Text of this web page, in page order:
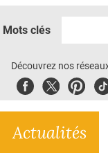
DOSSIERS
E-REVUE SAD
L'APP
Mots clés
Découvrez nos
FacebookTwitter
Actualités